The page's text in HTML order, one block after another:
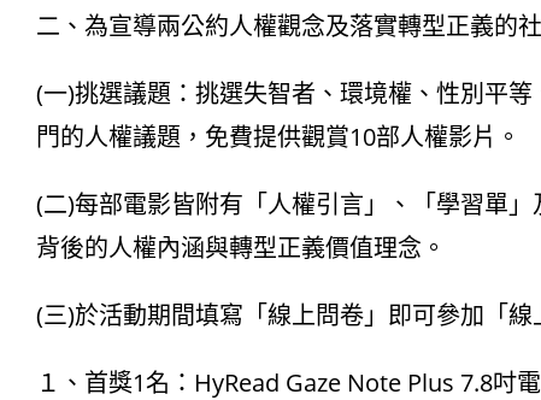
二、為宣導兩公約人權觀念及落實轉型正義的
(一)挑選議題：挑選失智者、環境權、性別平
門的人權議題，免費提供觀賞10部人權影片。
(二)每部電影皆附有「人權引言」、「學習單
背後的人權內涵與轉型正義價值理念。
(三)於活動期間填寫「線上問卷」即可參加「
１、首獎1名：HyRead Gaze Note Plus 7.8吋